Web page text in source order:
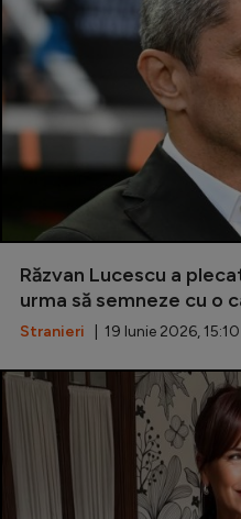
Răzvan Lucescu a
urma să semneze cu o
Stranieri | 19 Iunie 2026, 15:10